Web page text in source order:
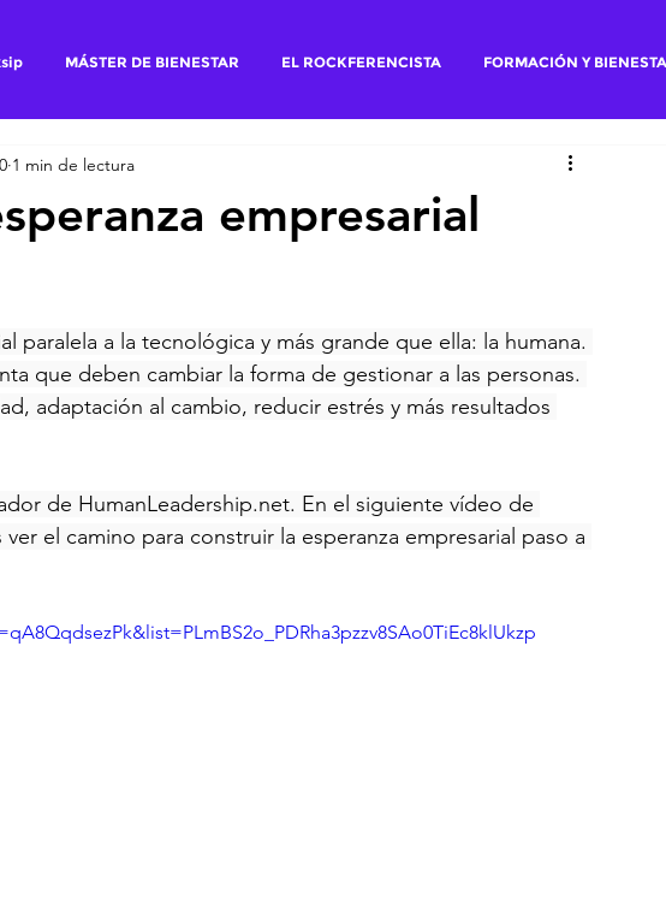
MÁSTER DE BIENESTAR EL ROCKFERENCISTA FORMACIÓN Y
empresarial
1 min de lectura
paralela a la tecnológica y más grande que ella: la humana.
que deben cambiar la forma de gestionar a las personas.
adaptación al cambio, reducir estrés y más resultados
de HumanLeadership.net. En el siguiente vídeo de
ver el camino para construir la esperanza empresarial paso a